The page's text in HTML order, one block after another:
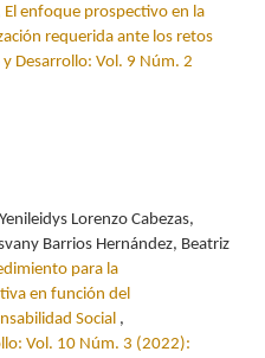
El enfoque prospectivo en la
requerida ante los retos
Desarrollo: Vol. 9 Núm. 2
Lorenzo Cabezas,
Barrios Hernández, Beatriz
para la
en función del
Social ,
Vol. 10 Núm. 3 (2022):